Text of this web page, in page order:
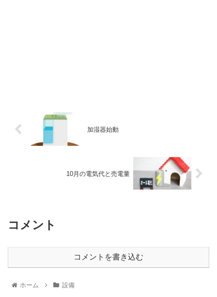
加湿器始動
10月の電気代と売電量
コメント
コメントを書き込む
ホーム 設備